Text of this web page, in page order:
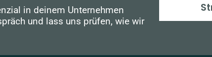
in deinem Unternehmen
und lass uns prüfen, wie wir